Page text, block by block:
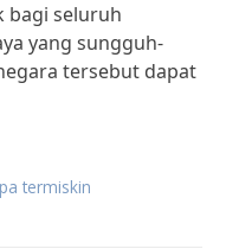
bagi seluruh
yang sungguh-
tersebut dapat
termiskin